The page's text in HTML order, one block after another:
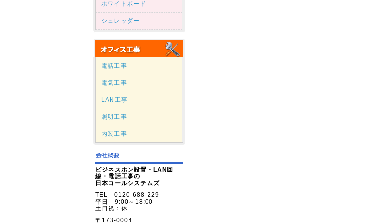
ホワイトボード
シュレッダー
電話工事
電気工事
LAN工事
照明工事
内装工事
ビジネスホン設置・LAN回
線・電話工事の
日本コールシステムズ
TEL：0120-688-229
平日：9:00～18:00
土日祝：休
〒173-0004